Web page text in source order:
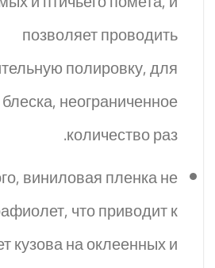
позволяет проводить
полировку, для
неограниченное
количество раз.
виниловая пленка не
что приводит к
кузова на оклеенных и